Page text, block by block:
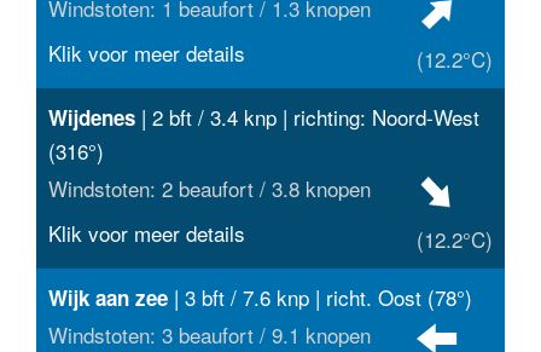
Windstoten: 1 beaufort / 1.3 knopen
(12.2°C)
Klik voor meer details
Wijdenes | 2 bft / 3.4 knp | richting: Noord-West
(316°)
Windstoten: 2 beaufort / 3.8 knopen
(12.2°C)
Klik voor meer details
Wijk aan zee | 3 bft / 7.6 knp | richt. Oost (78°)
Windstoten: 3 beaufort / 9.1 knopen